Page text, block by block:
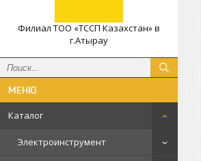
Филиал ТОО «ТССП Казахстан» в
г.Атырау
Каталог
Электроинструмент